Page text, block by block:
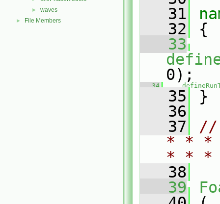
► waves
► File Members
   31
   32
{
   33
0);
   34
   35
}
   36
   37
//
* * *
* *
   38
   39